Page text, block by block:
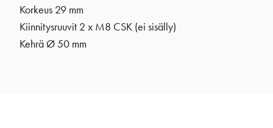
Korkeus 29 mm
Kiinnitysruuvit 2 x M8 CSK (ei sisälly)
Kehrä Ø 50 mm